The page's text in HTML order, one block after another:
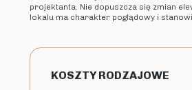
projektanta. Nie dopuszcza się zmian
lokalu ma charakter poglądowy i
KOSZTY RODZAJOWE